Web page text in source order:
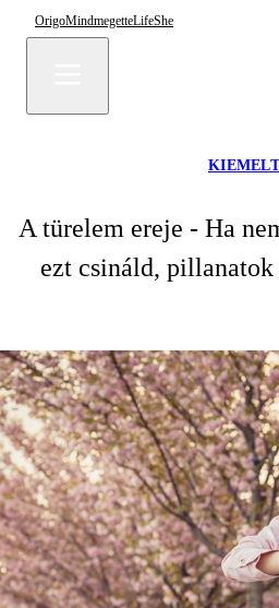
OrigoMindmegetteLifeShe
KIEMELT
A türelem ereje - Ha
ezt csináld,